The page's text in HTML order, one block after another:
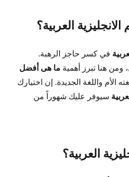
العربية؟
في كسر حاجز الرهبة.
ومن هنا تبرز أهمية ما هى أفضل
الأم واللغة الجديدة. إن اختيارك
سيوفر عليك شهوراً من
العربية؟